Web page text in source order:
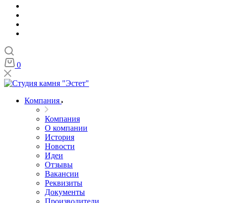
0
Компания
Компания
О компании
История
Новости
Идеи
Отзывы
Вакансии
Реквизиты
Документы
Производители